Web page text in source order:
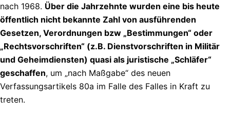
nach 1968. Über die Jahrzehnte wurden eine bis heute
öffentlich nicht bekannte Zahl von ausführenden
Gesetzen, Verordnungen bzw „Bestimmungen“ oder
„Rechtsvorschriften“ (z.B. Dienstvorschriften in Militär
und Geheimdiensten) quasi als juristische „Schläfer“
geschaffen, um „nach Maßgabe“ des neuen
Verfassungsartikels 80a im Falle des Falles in Kraft zu
treten.